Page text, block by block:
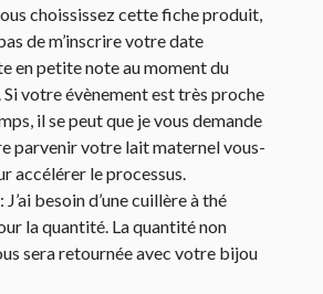
choississez cette fiche produit,
de m’inscrire votre date
en petite note au moment du
votre évènement est très proche
il se peut que je vous demande
parvenir votre lait maternel vous-
accélérer le processus.
: J’ai besoin d’une cuillère à thé
la quantité. La quantité non
sera retournée avec votre bijou